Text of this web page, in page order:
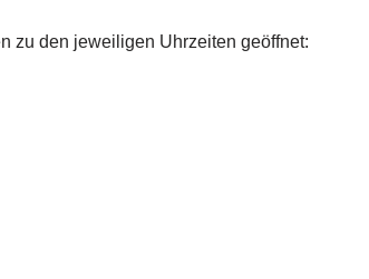
zu den jeweiligen Uhrzeiten geöffnet: